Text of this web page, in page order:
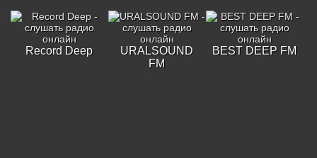
Record Deep
URALSOUND
FM
BEST DEEP FM